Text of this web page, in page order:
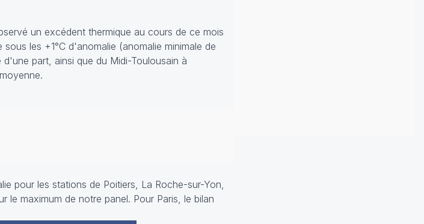
un excédent thermique au cours de ce mois
les +1°C d'anomalie (anomalie minimale de
part, ainsi que du Midi-Toulousain à
pour les stations de Poitiers, La Roche-sur-Yon,
maximum de notre panel. Pour Paris, le bilan